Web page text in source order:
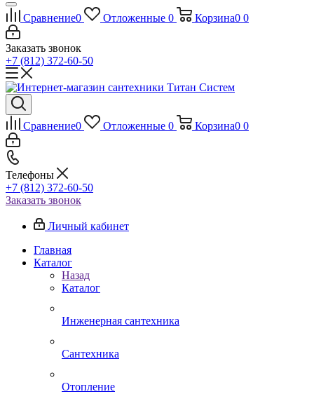
Сравнение0 Отложенные 0 Корзина0 0
Заказать звонок
+7 (812) 372-60-50
Сравнение0 Отложенные 0 Корзина0 0
Телефоны
+7 (812) 372-60-50
Заказать звонок
Личный кабинет
Главная
Каталог
Назад
Каталог
Инженерная сантехника
Сантехника
Отопление